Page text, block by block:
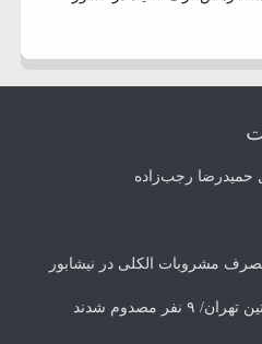
مصدوم شدند